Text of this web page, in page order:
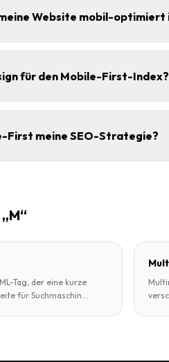
Website mobil-optimiert
für den Mobile-First-Index?
First meine SEO-Strategie?
Tag, der eine kurze
für Suchmaschin